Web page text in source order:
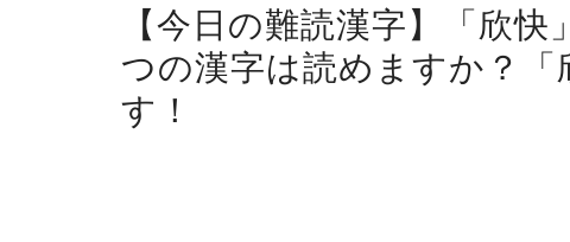
【今日の難読漢字】「欣
つの漢字は読めますか？
す！